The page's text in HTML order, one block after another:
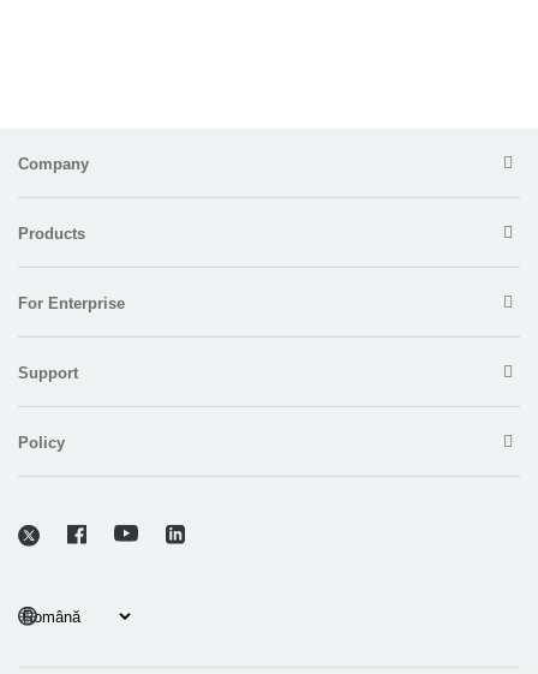
Company
Products
For Enterprise
Support
Policy